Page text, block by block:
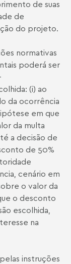
de suas
de
do projeto.
normativas
poderá ser
(i) ao
da ocorrência
em que
da multa
a decisão de
de 50%
cenário em
o valor da
o desconto
escolhida,
na
instruções